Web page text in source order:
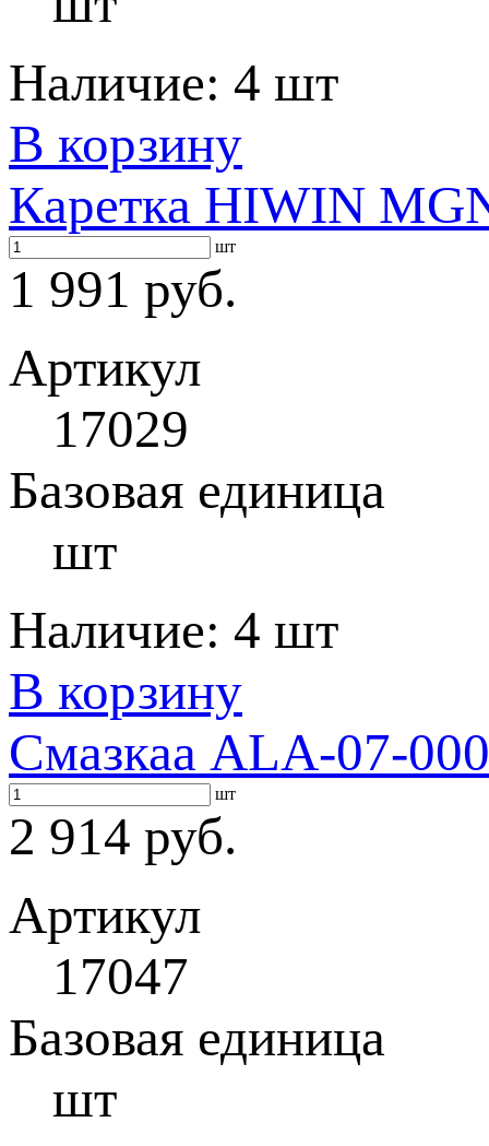
Наличие: 4 шт
В корзину
Каретка HIWIN
шт
1 991 руб.
Артикул
17029
Базовая единица
шт
Наличие: 4 шт
В корзину
Смазкаа ALA-07-
шт
2 914 руб.
Артикул
17047
Базовая единица
шт